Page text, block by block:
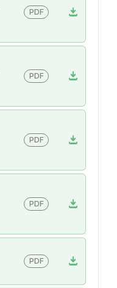
download
PDF
download
PDF
download
PDF
download
PDF
download
PDF